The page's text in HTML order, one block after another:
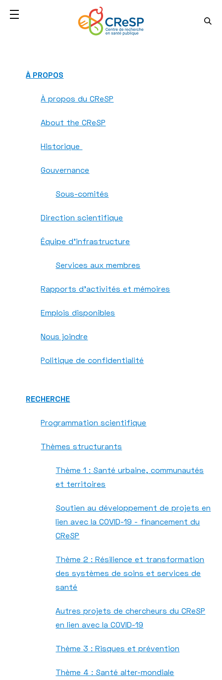
À PROPOS
À propos du CReSP
About the CReSP
Historique
Gouvernance
Sous-comités
Direction scientifique
Équipe d'infrastructure
Services aux membres
Rapports d'activités et mémoires
Emplois disponibles
Nous joindre
Politique de confidentialité
RECHERCHE
Programmation scientifique
Thèmes structurants
Thème 1 : Santé urbaine, communautés
et territoires
Soutien au développement de projets en
lien avec la COVID-19 - financement du
CReSP
Thème 2 : Résilience et transformation
des systèmes de soins et services de
santé
Autres projets de chercheurs du CReSP
en lien avec la COVID-19
Thème 3 : Risques et prévention
Thème 4 : Santé alter-mondiale